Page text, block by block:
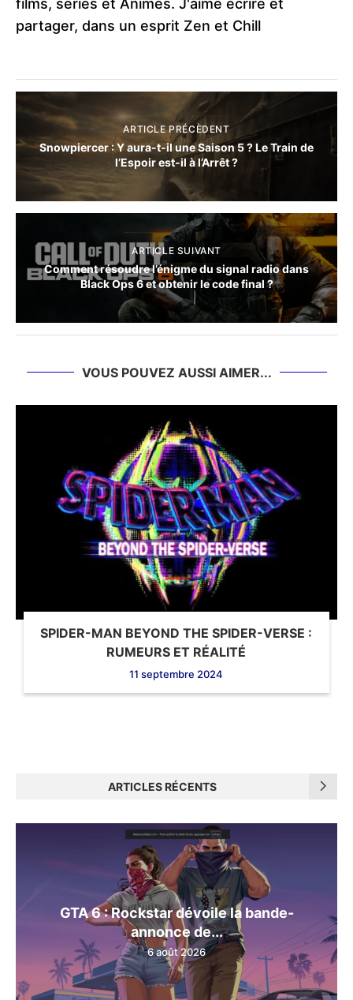
films, séries et Animes. J'aime écrire et
partager, dans un esprit Zen et Chill
ARTICLE PRÉCÈDENT
Snowpiercer : Y aura-t-il une Saison 5 ? Le Train de
l’Espoir est-il à l’Arrêt ?
ARTICLE SUIVANT
Comment résoudre l’énigme du signal radio dans
Black Ops 6 et obtenir le code final ?
VOUS POUVEZ AUSSI AIMER...
SPIDER-MAN BEYOND THE SPIDER-VERSE :
RUMEURS ET RÉALITÉ
11 septembre 2024
ARTICLES RÉCENTS
GTA 6 : Rockstar dévoile la bande-
annonce de...
6 août 2026